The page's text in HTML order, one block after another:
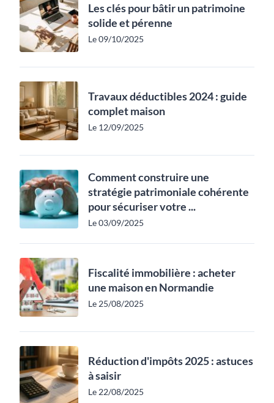
Les clés pour bâtir un patrimoine
solide et pérenne
Le 09/10/2025
Travaux déductibles 2024 : guide
complet maison
Le 12/09/2025
Comment construire une
stratégie patrimoniale cohérente
pour sécuriser votre ...
Le 03/09/2025
Fiscalité immobilière : acheter
une maison en Normandie
Le 25/08/2025
Réduction d'impôts 2025 : astuces
à saisir
Le 22/08/2025